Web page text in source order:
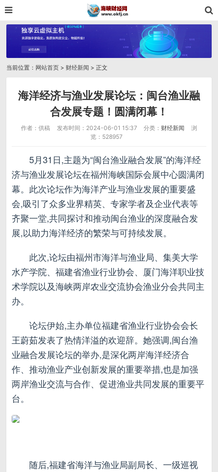
当前位置： 网站首页 > 财经新闻 > 正文
海洋经济与渔业发展论坛：闽台渔业融
合发展专题！圆满闭幕！
作者：供稿 发布时间：2024-06-01 15:37 分类： 财经新闻
浏
览：528957
5月31日,主题为“闽台渔业融合发展”的海洋经
济与渔业发展论坛在福州海峡国际会展中心圆满闭
幕。此次论坛作为海洋产业与渔业发展的重要盛
会,吸引了众多业界精英、专家学者及企业代表等
齐聚一堂,共同探讨和推动闽台渔业的深度融合发
展,以助力海洋经济的繁荣与可持续发展。
此次,论坛由福州市海洋与渔业局、集美大学
水产学院、福建省渔业行业协会、厦门海洋职业技
术学院以及海峡两岸农业交流协会渔业分会共同主
办。
论坛伊始,主办单位福建省渔业行业协会会长
王蔚茹发表了热情洋溢的欢迎辞。她强调,闽台渔
业融合发展论坛的举办,是深化两岸海洋经济合
作、推动渔业产业创新发展的重要举措,也是加强
两岸渔业交流与合作、促进渔业共同发展的重要平
台。
随后,福建省海洋与渔业局副局长、一级巡视